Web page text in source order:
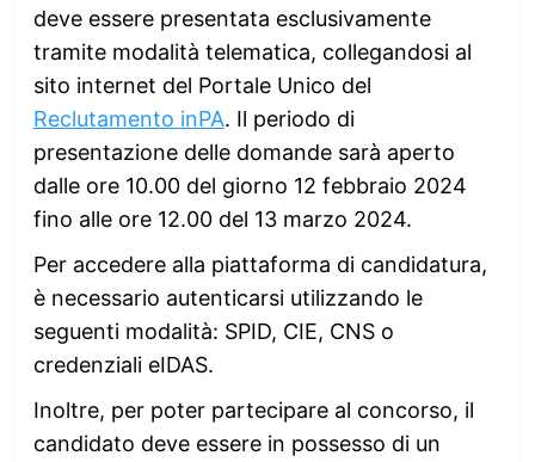
deve essere presentata esclusivamente
tramite modalità telematica, collegandosi al
sito internet del Portale Unico del
Reclutamento inPA. Il periodo di
presentazione delle domande sarà aperto
dalle ore 10.00 del giorno 12 febbraio 2024
fino alle ore 12.00 del 13 marzo 2024.
Per accedere alla piattaforma di candidatura,
è necessario autenticarsi utilizzando le
seguenti modalità: SPID, CIE, CNS o
credenziali eIDAS.
Inoltre, per poter partecipare al concorso, il
candidato deve essere in possesso di un